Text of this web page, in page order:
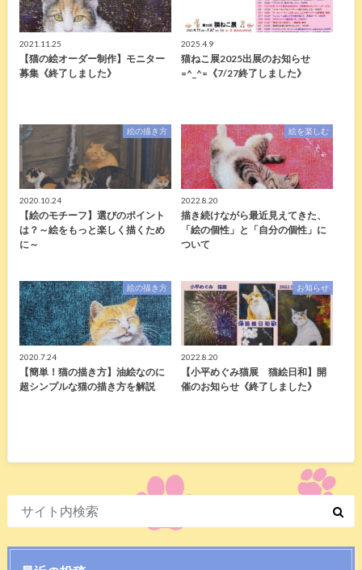
2021.11.25
【猫の絵オーダー制作】モニター
募集《終了しました》
2025.4.9
猫ねこ展2025出展のお知らせ
=^_^=《7/27終了しました》
絵の描き方
2020.10.24
【絵のモチーフ】選びのポイント
は？～絵をもっと楽しく描くため
に～
絵を楽しむ
2022.8.20
描き続けながら最近見えてきた、
「絵の個性」と「自分の個性」に
ついて
絵の描き方
2020.7.24
【簡単！猫の描き方】油絵なのに
超シンプルな猫の描き方を解説
お知らせ
2022.8.20
【小平めぐみ猫展 猫絵日和】開
催のお知らせ《終了しました》